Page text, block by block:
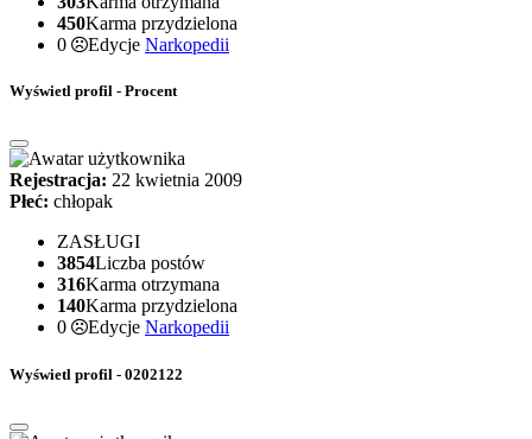
450Karma przydzielona
0
Edycje Narkopedii
Wyświetl profil - Procent
Rejestracja: 22 kwietnia 2009
Płeć: chłopak
ZASŁUGI
3854Liczba postów
316Karma otrzymana
140Karma przydzielona
0
Edycje Narkopedii
Wyświetl profil - 0202122